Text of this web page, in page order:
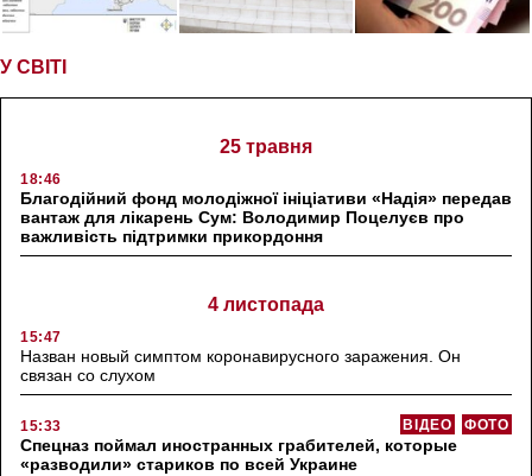
У СВІТІ
25 травня
18:46
Благодійний фонд молодіжної ініціативи «Надія» передав
вантаж для лікарень Сум: Володимир Поцелуєв про
важливість підтримки прикордоння
4 листопада
15:47
Назван новый симптом коронавирусного заражения. Он
связан со слухом
15:33 ФОТО
ВІДЕО
Спецназ поймал иностранных грабителей, которые
«разводили» стариков по всей Украине